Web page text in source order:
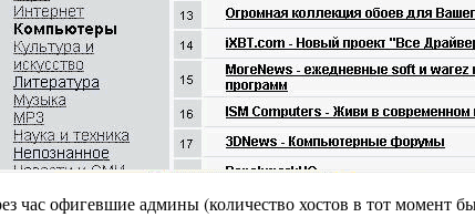
час офигевшие админы (количество хостов в тот момент